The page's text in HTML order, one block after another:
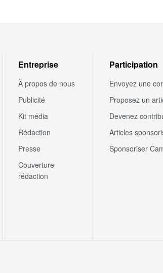
Entreprise
À propos de nous
Publicité
Kit média
Rédaction
Presse
Couverture
rédaction
Participation
Envoyez une
Proposez un
Devenez
Articles
Sponsoriser